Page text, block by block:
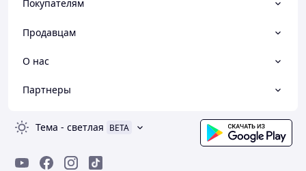
Покупателям
Продавцам
О нас
Партнеры
Тема - светлая BETA